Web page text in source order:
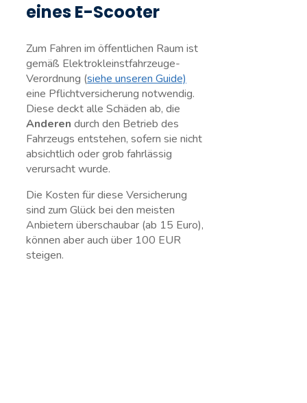
eines E-Scooter
Zum Fahren im öffentlichen Raum ist
gemäß Elektrokleinstfahrzeuge-
Verordnung (siehe unseren Guide)
eine Pflichtversicherung notwendig.
Diese deckt alle Schäden ab, die
Anderen durch den Betrieb des
Fahrzeugs entstehen, sofern sie nicht
absichtlich oder grob fahrlässig
verursacht wurde.
Die Kosten für diese Versicherung
sind zum Glück bei den meisten
Anbietern überschaubar (ab 15 Euro),
können aber auch über 100 EUR
steigen.